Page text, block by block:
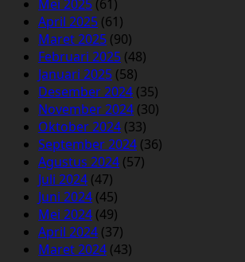
Mei 2025 (61)
April 2025 (61)
Maret 2025 (90)
Februari 2025 (48)
Januari 2025 (58)
Desember 2024 (35)
November 2024 (30)
Oktober 2024 (33)
September 2024 (36)
Agustus 2024 (57)
Juli 2024 (47)
Juni 2024 (45)
Mei 2024 (49)
April 2024 (37)
Maret 2024 (43)